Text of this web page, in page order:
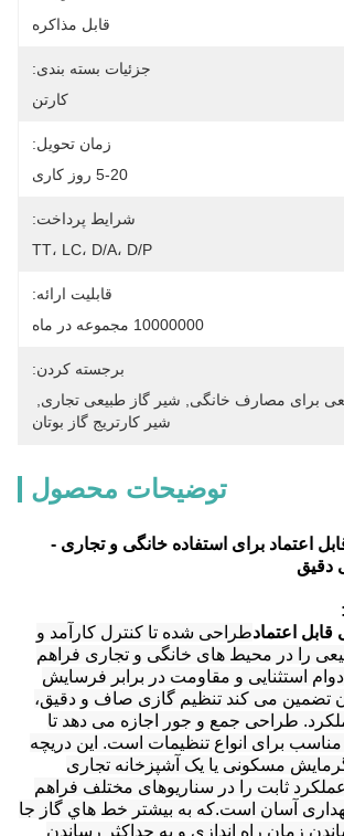
قابل مذاکره
جزئیات بسته بندی:
کارتن
زمان تحویل:
5-20 روز کاری
شرایط پرداخت:
TT، LC، D/A، D/P
قابلیت ارائه:
10000000 مجموعه در ماه
برجسته کردن:
برای مصارف خانگی
شیر گاز طبیعی تجاری
شیر کارتریج گاز بوتان
توضیحات محصول
اعتماد برای استفاده خانگی و تجاری -
دقیق
اعتمادطراحی شده تا کنترل کارآمد و
را در محیط های خانگی و تجاری فراهم
استثنایی و مقاومت در برابر فرسایش
تضمین می کند تنظیم گازی صاف و دقیق،
طراحی جمع و جور اجازه می دهد تا
برای انواع تنظیمات است. این دریچه
مسکونی یا یک آشپزخانه تجاری
ثابت را در سناریوهای مختلف فراهم
آسان است.که به بيشتر خط هاي گاز جا
زمان راه اندازی و به حداکثر رساندن